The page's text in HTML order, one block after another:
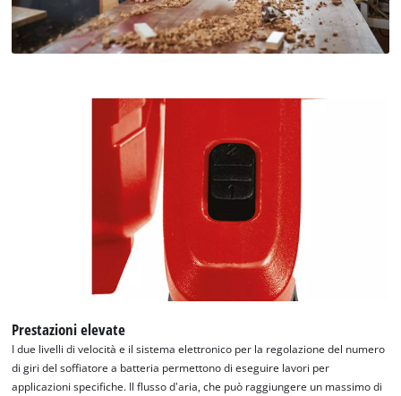
Prestazioni elevate
I due livelli di velocità e il sistema elettronico per la regolazione del numero
di giri del soffiatore a batteria permettono di eseguire lavori per
applicazioni specifiche. Il flusso d'aria, che può raggiungere un massimo di